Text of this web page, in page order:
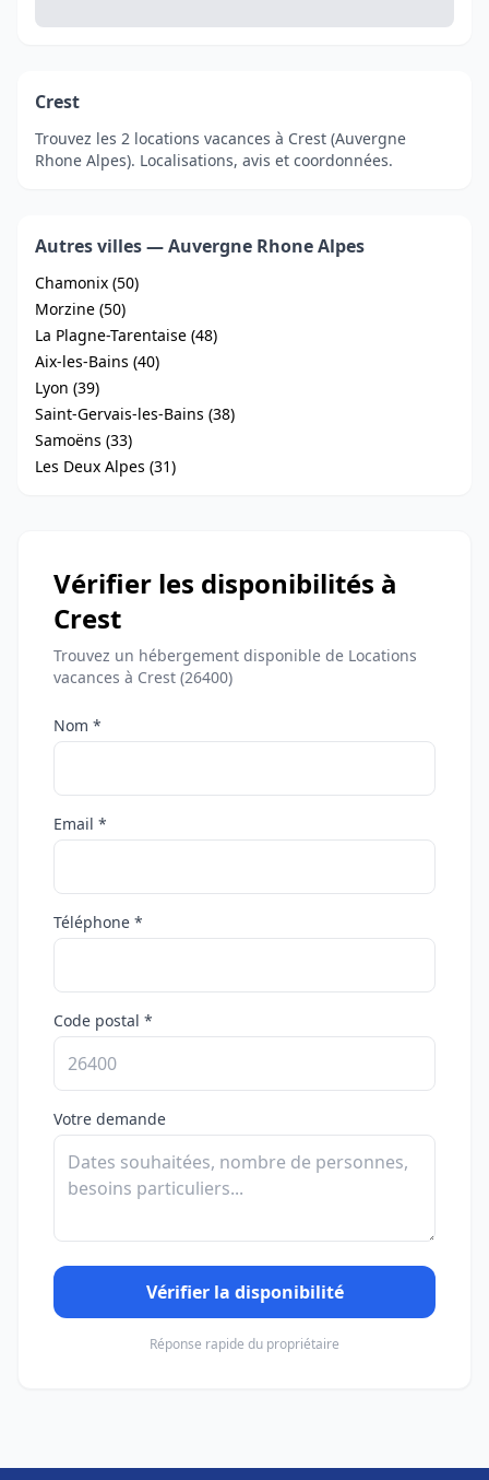
Crest
Trouvez les 2 locations vacances à Crest (Auvergne
Rhone Alpes). Localisations, avis et coordonnées.
Autres villes — Auvergne Rhone Alpes
Chamonix (50)
Morzine (50)
La Plagne-Tarentaise (48)
Aix-les-Bains (40)
Lyon (39)
Saint-Gervais-les-Bains (38)
Samoëns (33)
Les Deux Alpes (31)
Vérifier les disponibilités à
Crest
Trouvez un hébergement disponible de Locations
vacances à Crest (26400)
Nom *
Email *
Téléphone *
Code postal *
Votre demande
Vérifier la disponibilité
Réponse rapide du propriétaire